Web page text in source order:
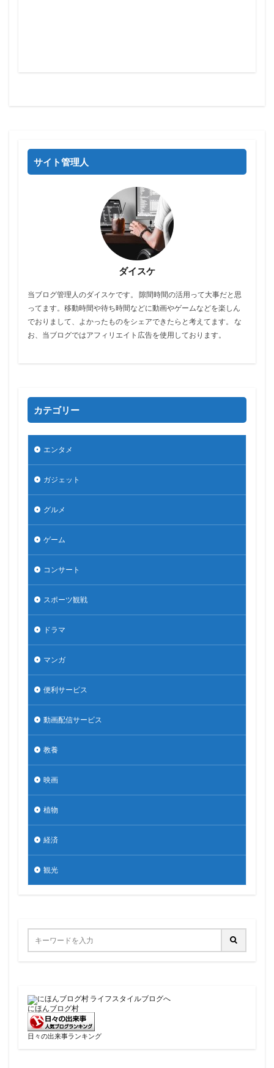
サイト管理人
ダイスケ
当ブログ管理人のダイスケです。 隙間時間の活用って大事だと思
ってます。移動時間や待ち時間などに動画やゲームなどを楽しん
でおりまして、よかったものをシェアできたらと考えてます。 な
お、当ブログではアフィリエイト広告を使用しております。
カテゴリー
エンタメ
ガジェット
グルメ
ゲーム
コンサート
スポーツ観戦
ドラマ
マンガ
便利サービス
動画配信サービス
教養
映画
植物
経済
観光
にほんブログ村
日々の出来事ランキング